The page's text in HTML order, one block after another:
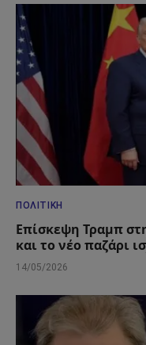
ΠΟΛΙΤΙΚΉ
Επίσκεψη Τραμπ
και το νέο παζάρι
14/05/2026